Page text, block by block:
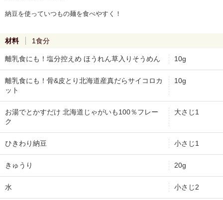
納豆を使っていつもの麺を食べやすく！
材料 1食分
離乳食にも！塩分控えめ ほうれん草入りそうめん 10g
離乳食にも！骨&皮とり北海道産真だらサイコロカ
ット
10g
お湯でとかすだけ 北海道じゃがいも100％フレー
ク
大さじ1
ひきわり納豆 小さじ1
きゅうり 20g
水 小さじ2